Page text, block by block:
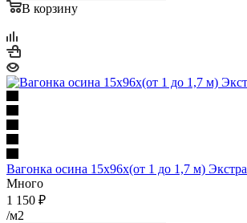
В корзину
Вагонка осина 15х96х(от 1 до 1,7 м) Экстра
Много
1 150 ₽
/м2